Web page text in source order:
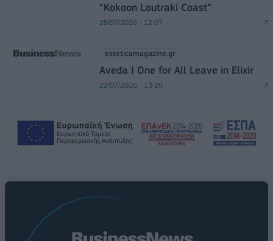
“Kokoon Loutraki Coast”
28/07/2026 - 12:07
esteticamagazine.gr
Aveda I One for All Leave in Elixir
22/07/2026 - 13:20